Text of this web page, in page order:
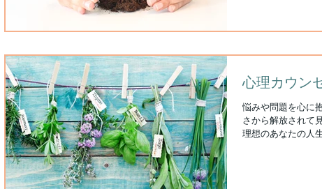
ルヘルス対策の実
選ぶことです。リ
2. 研修・情報提供 心と身体の健康について学ぶ機会を提供
向上、ストレスや
個々の従業員の方
場をさまざまな形
心理カウン
悩みや問題を心に
さから解放されて
理想のあなたの人
は、このプロセス
しょに改善・解決